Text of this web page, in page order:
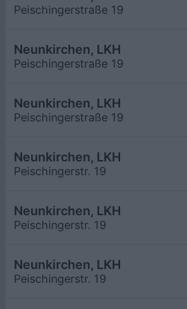
Peischingerstraße 19
Neunkirchen, LKH
Peischingerstraße 19
Neunkirchen, LKH
Peischingerstraße 19
Neunkirchen, LKH
Peischingerstr. 19
Neunkirchen, LKH
Peischingerstr. 19
Neunkirchen, LKH
Peischingerstr. 19